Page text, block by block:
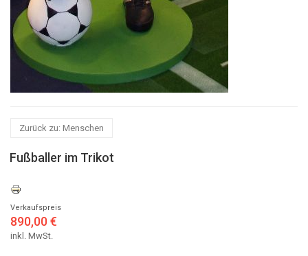
Zurück zu: Menschen
Fußballer im Trikot
Verkaufspreis
890,00 €
inkl. MwSt.